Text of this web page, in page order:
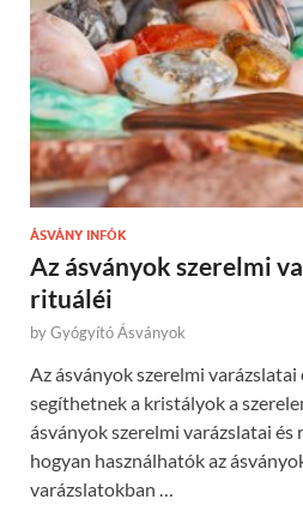
ÁSVÁNY INFÓK
Az ásványok szerelmi
rituáléi
byGyógyító Ásványok
Az ásványok szerelmi
segíthetnek a kristályok a
ásványok szerelmi varázslatai és
hogyan használhatók az
varázslatokban …